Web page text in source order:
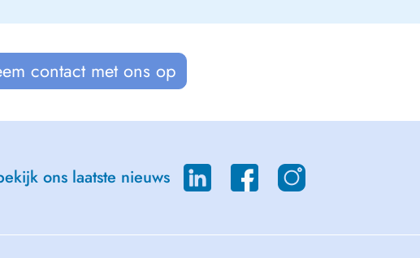
contact met ons op
ons laatste nieuws